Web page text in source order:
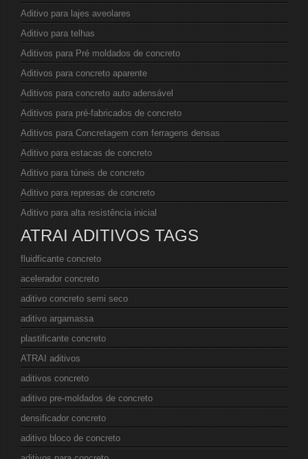
Aditivo para lajes aveolares
Aditivo para telhas
Aditivos para Pré moldados de concreto
Aditivos para concreto aparente
Aditivos para concreto auto adensável
Aditivos para pré-fabricados de concreto
Aditivos para Concretagem com ferragens densas
Aditivo para estacas de concreto
Aditivo para túneis de concreto
Aditivo para represas de concreto
Aditivo para alta resistência inicial
ATRAI ADITIVOS TAGS
fluidficante concreto
acelerador concreto
aditivo concreto semi seco
aditivo argamassa
plastificante concreto
ATRAI aditivos
aditivos concreto
aditivo pre-moldados de concreto
densificador concreto
aditivo bloco de concreto